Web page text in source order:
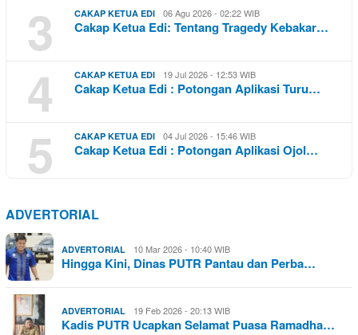
3 CAKAP KETUA EDI 06 Agu 2026 - 02:22 WIB
Cakap Ketua Edi: Tentang Tragedy Kebakar…
4 CAKAP KETUA EDI 19 Jul 2026 - 12:53 WIB
Cakap Ketua Edi : Potongan Aplikasi Turu…
5 CAKAP KETUA EDI 04 Jul 2026 - 15:46 WIB
Cakap Ketua Edi : Potongan Aplikasi Ojol…
ADVERTORIAL
ADVERTORIAL 10 Mar 2026 - 10:40 WIB
Hingga Kini, Dinas PUTR Pantau dan Perba…
ADVERTORIAL 19 Feb 2026 - 20:13 WIB
Kadis PUTR Ucapkan Selamat Puasa Ramadha…